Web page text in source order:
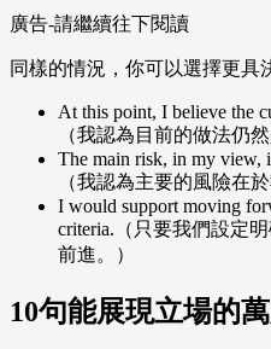
廣告-請繼續往下閱讀
同樣的情況，你可以選擇更具
At this point, I believe the
（我認為目前的做法仍
The main risk, in my view,
（我認為主要的風險在
I would support moving
criteria.（只要我們設定
前進。）
10句能展現立場的